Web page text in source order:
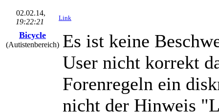
02.02.14,
19:22:21
Link
Bicycle
(Autistenbereich) Es ist keine
User nicht korrekt
Forenregeln ein
nicht der Hinweis